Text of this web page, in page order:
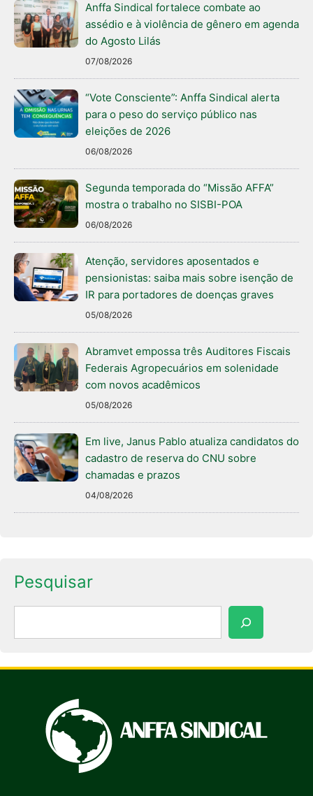
Anffa Sindical fortalece combate ao
assédio e à violência de gênero em agenda
do Agosto Lilás
07/08/2026
“Vote Consciente”: Anffa Sindical alerta
para o peso do serviço público nas
eleições de 2026
06/08/2026
Segunda temporada do “Missão AFFA”
mostra o trabalho no SISBI-POA
06/08/2026
Atenção, servidores aposentados e
pensionistas: saiba mais sobre isenção de
IR para portadores de doenças graves
05/08/2026
Abramvet empossa três Auditores Fiscais
Federais Agropecuários em solenidade
com novos acadêmicos
05/08/2026
Em live, Janus Pablo atualiza candidatos do
cadastro de reserva do CNU sobre
chamadas e prazos
04/08/2026
Pesquisar